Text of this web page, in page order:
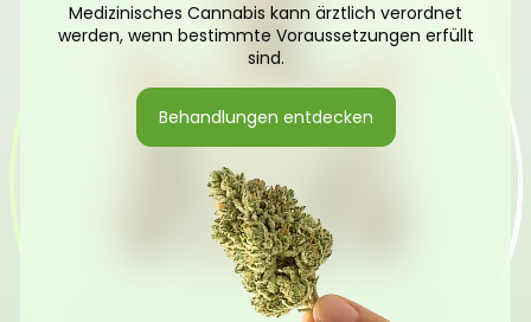
Medizinisches Cannabis kann ärztlich verordnet
werden, wenn bestimmte Voraussetzungen erfüllt
sind.
Behandlungen entdecken